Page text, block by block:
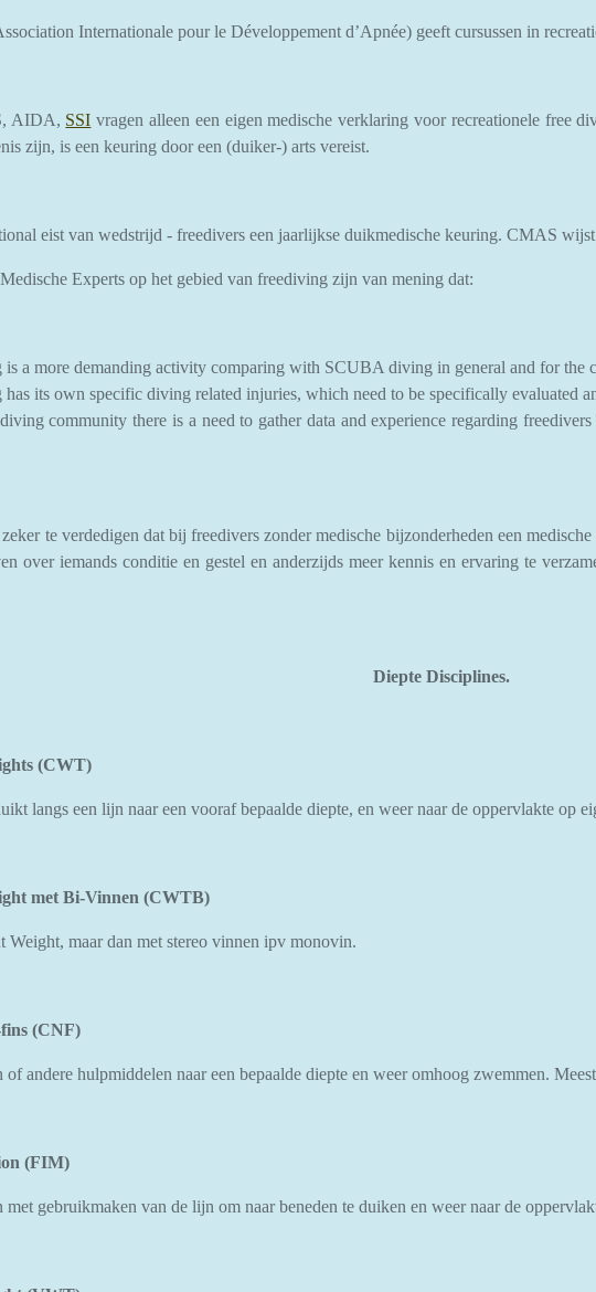
Internationale pour le Développement d’Apnée) geeft cursussen in
AIDA, SSI vragen alleen een eigen medische verklaring voor recreationele free
zijn, is een keuring door een (duiker-) arts vereist.
eist van wedstrijd - freedivers een jaarlijkse duikmedische keuring. CMAS
Experts op het gebied van freediving zijn van mening dat:
is a more demanding activity comparing with SCUBA diving in general and for the
has its own specific diving related injuries, which need to be specifically evaluated
community there is a need to gather data and experience regarding
te verdedigen dat bij freedivers zonder medische bijzonderheden een
over iemands conditie en gestel en anderzijds meer kennis en ervaring te
Diepte Disciplines.
(CWT)
langs een lijn naar een vooraf bepaalde diepte, en weer naar de oppervlakte op
met Bi-Vinnen (CWTB)
Weight, maar dan met stereo vinnen ipv monovin.
(CNF)
andere hulpmiddelen naar een bepaalde diepte en weer omhoog zwemmen.
(FIM)
met gebruikmaken van de lijn om naar beneden te duiken en weer naar de